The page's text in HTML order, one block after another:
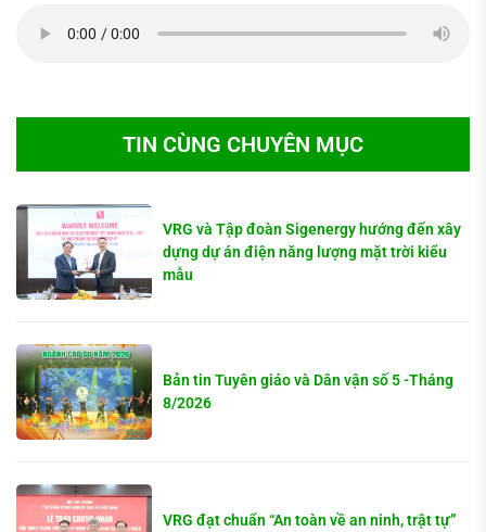
TIN CÙNG CHUYÊN MỤC
VRG và Tập đoàn Sigenergy hướng đến xây
dựng dự án điện năng lượng mặt trời kiểu
mẫu
Bản tin Tuyên giáo và Dân vận số 5 -Tháng
8/2026
VRG đạt chuẩn “An toàn về an ninh, trật tự”